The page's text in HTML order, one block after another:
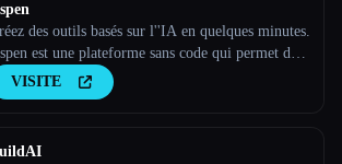
des outils basés sur l''IA en quelques minutes.
est une plateforme sans code qui permet de
des applications Web basées sur l''IA.
VISITE